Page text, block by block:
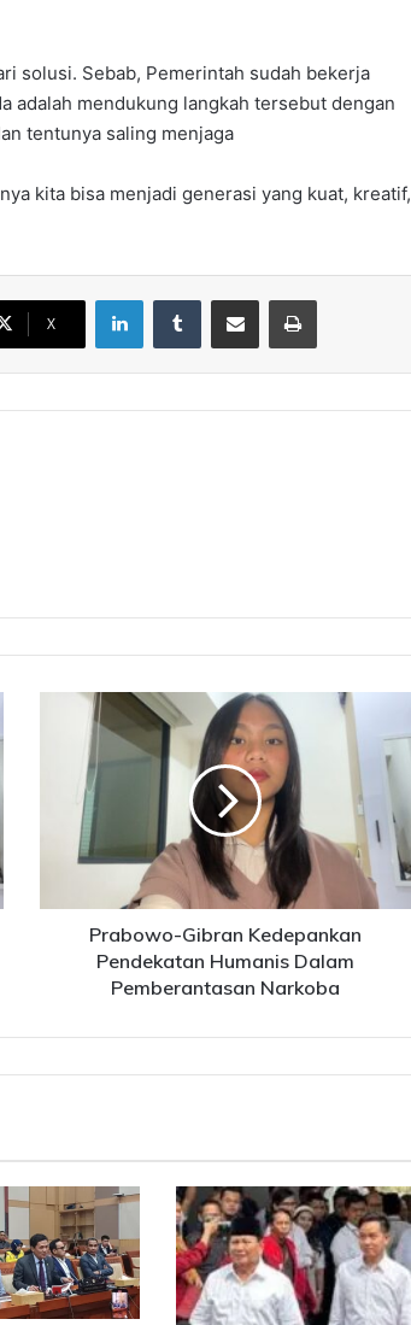
solusi. Sebab, Pemerintah sudah bekerja
adalah mendukung langkah tersebut dengan
tentunya saling menjaga
kita bisa menjadi generasi yang kuat, kreatif,
X
LinkedInTumblr Share via Email Print
Prabowo-
Kedepankan
Pendekatan
Humanis
Dalam
Pemberantasan
Prabowo-Gibran Kedepankan
Pendekatan Humanis Dalam
Pemberantasan Narkoba